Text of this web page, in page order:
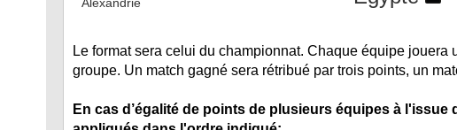
Le format sera celui du championnat. Chaque équipe
groupe. Un match gagné sera rétribué par trois points, un
En cas d’égalité de points de plusieurs équipes à